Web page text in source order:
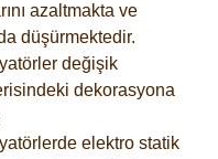
azaltmakta ve
düşürmektedir.
değişik
dekorasyona
elektro statik